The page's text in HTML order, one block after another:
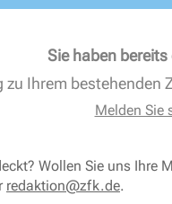
Sie haben
zu Ihrem bestehenden
Melden Sie
Wollen Sie uns
redaktion@zfk.de.